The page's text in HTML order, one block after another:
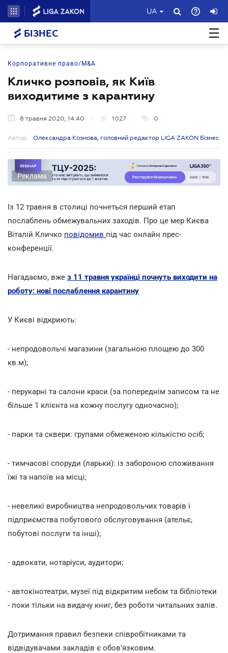
UA
БІЗНЕС
Корпоративне право/M&A
Кличко розповів, як Київ
виходитиме з карантину
8 травня 2020, 14:40 1027 0
Автор: Олександра Кознова, головний редактор LIGA ZAKON Бізнес
Реклама
Із 12 травня в столиці почнеться перший етап
послаблень обмежувальних заходів. Про це мер Києва
Віталій Кличко повідомив під час онлайн прес-
конференції.
Нагадаємо, вже з 11 травня українці почнуть виходити на
роботу: нові послаблення карантину
У Києві відкриють:
- непродовольчі магазини (загальною площею до 300
кв.м);
- перукарні та салони краси (за попереднім записом та не
більше 1 клієнта на кожну послугу одночасно);
- парки та сквери: групами обмеженою кількістю осіб;
- тимчасові споруди (ларьки): із забороною споживання
їжі та напоїв на місці;
- невеликі виробництва непродовольчих товарів і
підприємства побутового обслуговування (ательє,
побутові послуги та інші);
- адвокати, нотаріуси, аудитори;
- автокінотеатри, музеї під відкритим небом та бібліотеки
- поки тільки на видачу книг, без роботи читальних залів.
Дотримання правил безпеки співробітниками та
відвідувачами закладів є обов'язковим.